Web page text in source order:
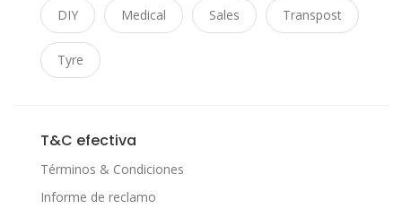
DIY Medical Sales Transpost
Tyre
T&C efectiva
Términos & Condiciones
Informe de reclamo